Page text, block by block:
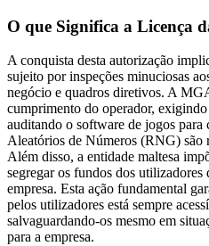
O que Significa a Licença
A conquista desta autorização
sujeito por inspeções minuciosas
negócio e quadros diretivos. A
cumprimento do operador,
auditando o software de jogos para
Aleatórios de Números (RNG) são
Além disso, a entidade maltesa
segregar os fundos dos
empresa. Esta ação fundamental
pelos utilizadores está sempre
salvaguardando-os mesmo em
para a empresa.